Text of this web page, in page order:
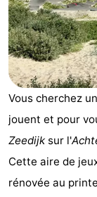
la
nuit
Appartements
-
Park
Loverendale
-
Résidence
Wijngaerde
Campings
Chambre
d'hôtes
Chaumières
Vous cherchez
jouent et pour
Zeedijk sur l'
Cette aire de
rénovée au